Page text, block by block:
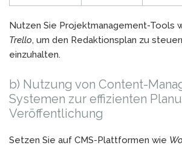
Nutzen Sie Projektmanagement-Tools
Trello, um den Redaktionsplan zu
einzuhalten.
b) Nutzung von Content-
Systemen zur effizienten
Veröffentlichung
Setzen Sie auf CMS-Plattformen wie